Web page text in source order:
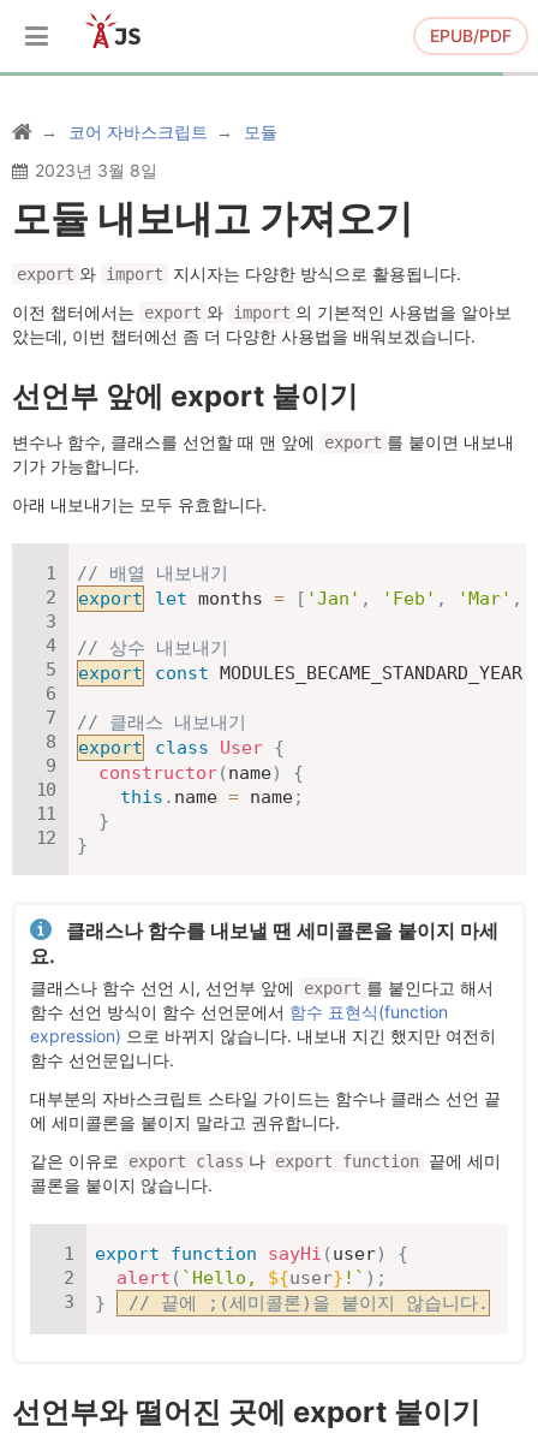
EPUB/PDF
코어 자바스크립트
모듈
2023년 3월 8일
모듈 내보내고 가져오기
export 와 import
지시자는 다양한 방식으로 활용됩니다.
이전 챕터에서는
export 와 import 의 기본적인 사용법을 알아보
았는데, 이번 챕터에선 좀 더 다양한 사용법을 배워보겠습니다.
선언부 앞에 export 붙이기
변수나 함수, 클래스를 선언할 때 맨 앞에 export 를 붙이면 내보내
기가 가능합니다.
아래 내보내기는 모두 유효합니다.
// 배열 내보내기
export
let months = [ 'Jan' , 'Feb' , 'Mar' ,
// 상수 내보내기
export
const MODULES_BECAME_STANDARD_YEAR
// 클래스 내보내기
export
class User {
constructor(name)
{
this . name = name;
}
}
클래스나 함수를 내보낼 땐 세미콜론을 붙이지 마세
요.
클래스나 함수 선언 시, 선언부 앞에 export 를 붙인다고 해서
함수 선언 방식이 함수 선언문에서 함수 표현식(function
expression) 으로 바뀌지 않습니다. 내보내 지긴 했지만 여전히
함수 선언문입니다.
대부분의 자바스크립트 스타일 가이드는 함수나 클래스 선언 끝
에 세미콜론을 붙이지 말라고 권유합니다.
같은 이유로
export class 나 export function 끝에 세미
콜론을 붙이지 않습니다.
export function sayHi (user)
{
alert ( ` Hello, ${user} ! ` ) ;
}
// 끝에 ;(세미콜론)을 붙이지 않습니다.
선언부와 떨어진 곳에 export 붙이기